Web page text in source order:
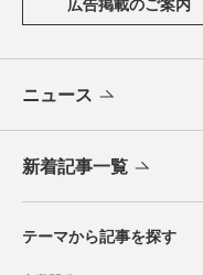
ニュース
新着記事一覧
テーマから記事を探す